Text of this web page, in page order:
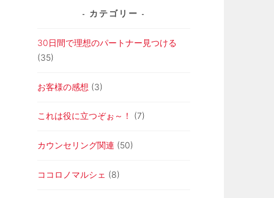
カテゴリー
30日間で理想のパートナー見つける
(35)
お客様の感想 (3)
これは役に立つぞぉ～！ (7)
カウンセリング関連 (50)
ココロノマルシェ (8)